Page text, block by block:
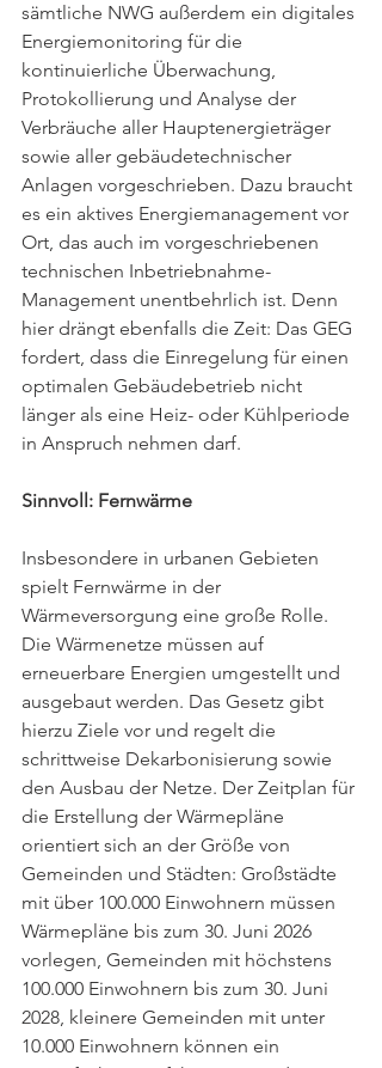
sämtliche NWG außerdem ein digitales
Energiemonitoring für die
kontinuierliche Überwachung,
Protokollierung und Analyse der
Verbräuche aller Hauptenergieträger
sowie aller gebäudetechnischer
Anlagen vorgeschrieben. Dazu braucht
es ein aktives Energiemanagement vor
Ort, das auch im vorgeschriebenen
technischen Inbetriebnahme-
Management unentbehrlich ist. Denn
hier drängt ebenfalls die Zeit: Das GEG
fordert, dass die Einregelung für einen
optimalen Gebäudebetrieb nicht
länger als eine Heiz- oder Kühlperiode
in Anspruch nehmen darf.
Sinnvoll: Fernwärme
Insbesondere in urbanen Gebieten
spielt Fernwärme in der
Wärmeversorgung eine große Rolle.
Die Wärmenetze müssen auf
erneuerbare Energien umgestellt und
ausgebaut werden. Das Gesetz gibt
hierzu Ziele vor und regelt die
schrittweise Dekarbonisierung sowie
den Ausbau der Netze. Der Zeitplan für
die Erstellung der Wärmepläne
orientiert sich an der Größe von
Gemeinden und Städten: Großstädte
mit über 100.000 Einwohnern müssen
Wärmepläne bis zum 30. Juni 2026
vorlegen, Gemeinden mit höchstens
100.000 Einwohnern bis zum 30. Juni
2028, kleinere Gemeinden mit unter
10.000 Einwohnern können ein